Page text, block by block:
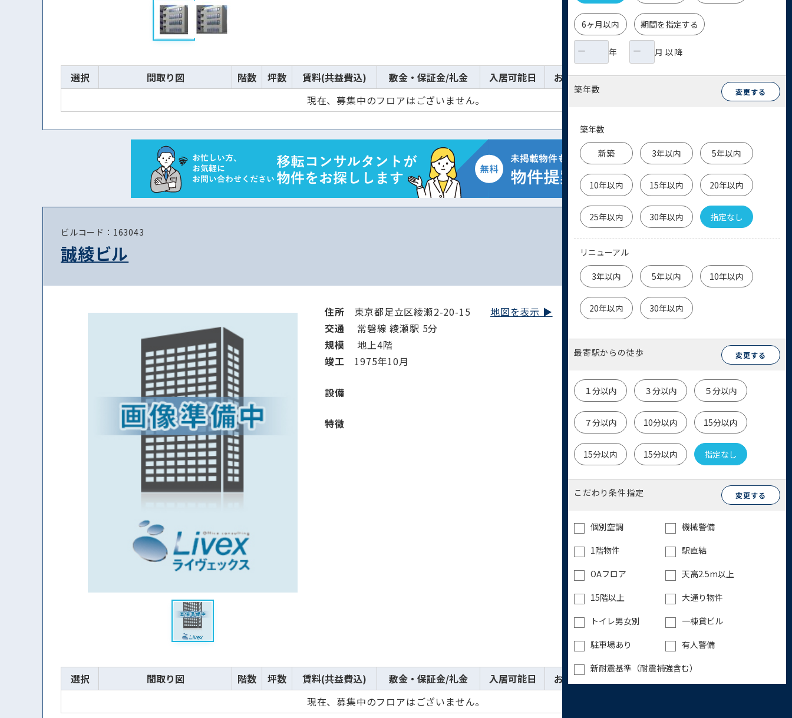
6ヶ月以内 期間を指定する
年 月 以降
築年数 変更する
築年数
新築 3年以内 5年以内
10年以内 15年以内 20年以内
25年以内 30年以内 指定なし
リニューアル
3年以内 5年以内 10年以内
20年以内 30年以内
最寄駅からの徒歩 変更する
１分以内 ３分以内 ５分以内
７分以内 10分以内 15分以内
15分以内 15分以内 指定なし
こだわり条件指定 変更する
個別空調
機械警備
1階物件
駅直結
OAフロア
天高2.5m以上
15階以上
大通り物件
トイレ男女別
一棟貸ビル
駐車場あり
有人警備
新耐震基準（耐震補強含む）
選択 間取り図 階数 坪数 賃料(共益費込) 敷金・保証金/礼金 入居可能日 お気に入り 詳細
お問い合わせ
現在、募集中のフロアはございません。
ビルコード：163043
誠綾ビル
住所 東京都足立区綾瀬2-20-15地図を表示 ▶︎
交通
常磐線 綾瀬駅 5分
規模
地上4階
竣⼯ 1975年10月
設備
特徴
選択 間取り図 階数 坪数 賃料(共益費込) 敷金・保証金/礼金 入居可能日 お気に入り
現在、募集中のフロアはございません。